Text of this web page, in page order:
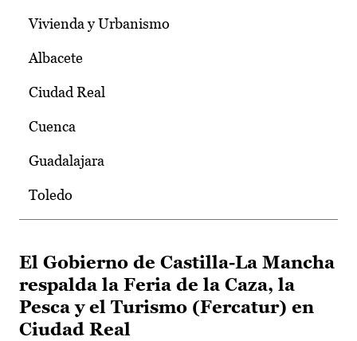
Vivienda y Urbanismo
Albacete
Ciudad Real
Cuenca
Guadalajara
Toledo
El Gobierno de Castilla-La Mancha
respalda la Feria de la Caza, la
Pesca y el Turismo (Fercatur) en
Ciudad Real